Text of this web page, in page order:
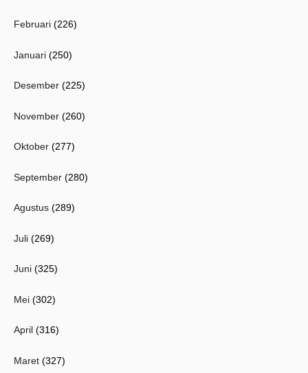
Februari (226)
Januari (250)
Desember (225)
November (260)
Oktober (277)
September (280)
Agustus (289)
Juli (269)
Juni (325)
Mei (302)
April (316)
Maret (327)